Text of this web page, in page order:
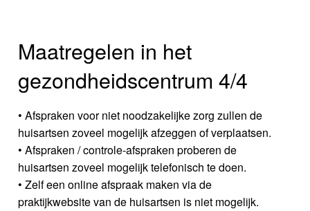
Maatregelen in het
gezondheidscentrum 4/4
• Afspraken voor niet noodzakelijke zorg zullen de
huisartsen zoveel mogelijk afzeggen of verplaatsen.
• Afspraken / controle-afspraken proberen de
huisartsen zoveel mogelijk telefonisch te doen.
• Zelf een online afspraak maken via de
praktijkwebsite van de huisartsen is niet mogelijk.